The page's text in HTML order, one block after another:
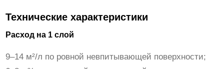
т
о
Технические характеристики
Расход на 1 слой
9–14 м²/л по ровной невпитывающей поверхности;